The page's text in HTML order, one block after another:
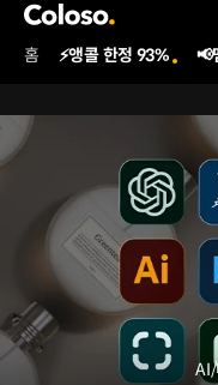
콜로소
Coloso Menu
홈 ⚡앵콜 한정 93% 📢